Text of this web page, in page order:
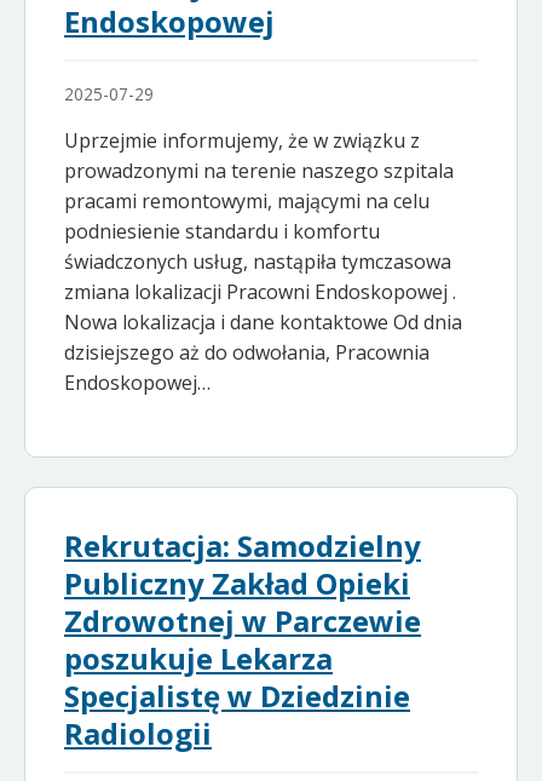
Endoskopowej
2025-07-29
Uprzejmie informujemy, że w związku z
prowadzonymi na terenie naszego szpitala
pracami remontowymi, mającymi na celu
podniesienie standardu i komfortu
świadczonych usług, nastąpiła tymczasowa
zmiana lokalizacji Pracowni Endoskopowej .
Nowa lokalizacja i dane kontaktowe Od dnia
dzisiejszego aż do odwołania, Pracownia
Endoskopowej…
Rekrutacja: Samodzielny
Publiczny Zakład Opieki
Zdrowotnej w Parczewie
poszukuje Lekarza
Specjalistę w Dziedzinie
Radiologii